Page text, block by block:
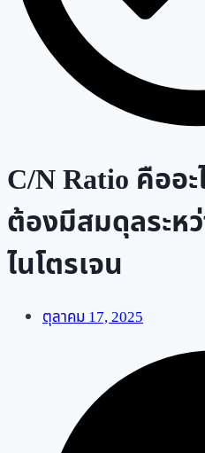
C/N Ratio คืออ
ต้องมีสมดุลระห
ไนโตรเจน
ตุลาคม 17, 2025